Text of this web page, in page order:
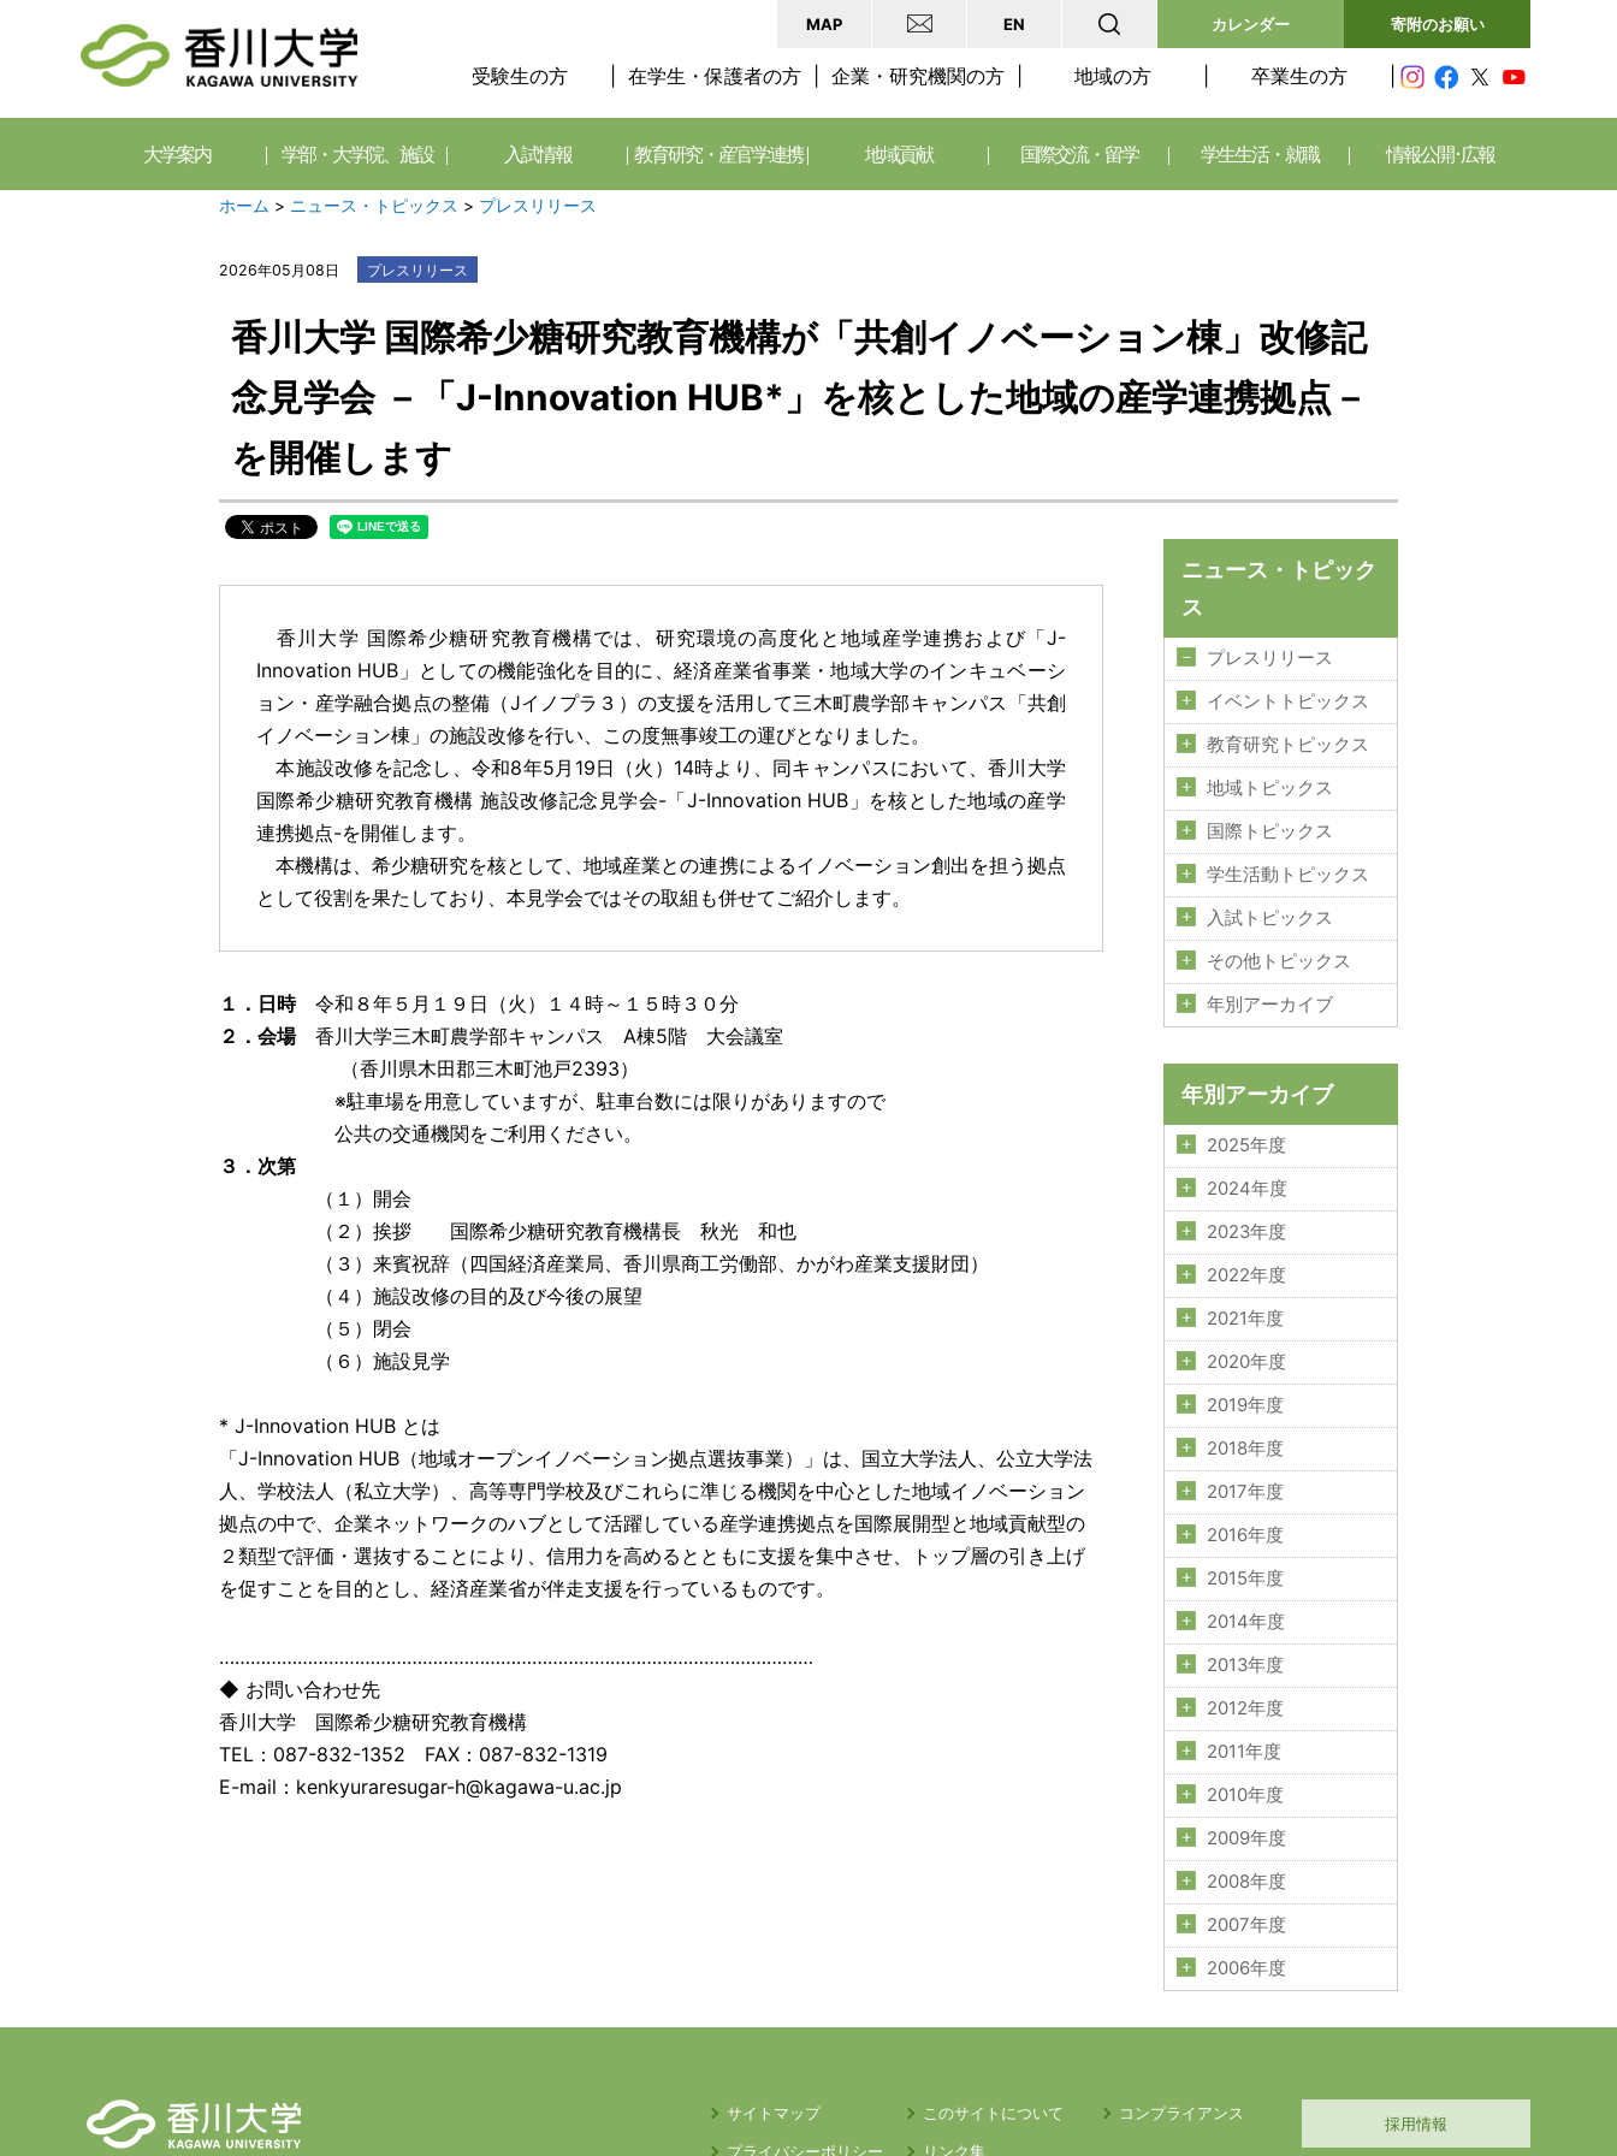
MAP EN カレンダー 寄附のお願い
受験生の方 在学生・保護者の方 企業・研究機関の方 地域の方 卒業生の方
大学案内 学部・大学院、施設 入試情報 教育研究・産官学連携 地域貢献 国際交流・留学 学生生活・就職 情報公開･広報
ホーム > ニュース・トピックス > プレスリリース
2026年05月08日 プレスリリース
香川大学 国際希少糖研究教育機構が「共創イノベーション棟」改修記
念見学会 －「J-Innovation HUB*」を核とした地域の産学連携拠点－
を開催します
香川大学 国際希少糖研究教育機構では、研究環境の高度化と地域産学連携および「J-
Innovation HUB」としての機能強化を目的に、経済産業省事業・地域大学のインキュベーシ
ョン・産学融合拠点の整備（Jイノプラ３）の支援を活用して三木町農学部キャンパス「共創
イノベーション棟」の施設改修を行い、この度無事竣工の運びとなりました。
本施設改修を記念し、令和8年5月19日（火）14時より、同キャンパスにおいて、香川大学
国際希少糖研究教育機構 施設改修記念見学会-「J-Innovation HUB」を核とした地域の産学
連携拠点-を開催します。
本機構は、希少糖研究を核として、地域産業との連携によるイノベーション創出を担う拠点
として役割を果たしており、本見学会ではその取組も併せてご紹介します。
１．日時令和８年５月１９日（火）１４時～１５時３０分
２．会場香川大学三木町農学部キャンパス A棟5階 大会議室
（香川県木田郡三木町池戸2393）
※駐車場を用意していますが、駐車台数には限りがありますので
公共の交通機関をご利用ください。
３．次第
（１）開会
（２）挨拶 国際希少糖研究教育機構長 秋光 和也
（３）来賓祝辞（四国経済産業局、香川県商工労働部、かがわ産業支援財団）
（４）施設改修の目的及び今後の展望
（５）閉会
（６）施設見学
* J-Innovation HUB とは
「J-Innovation HUB（地域オープンイノベーション拠点選抜事業）」は、国立大学法人、公立大学法
人、学校法人（私立大学）、高等専門学校及びこれらに準じる機関を中心とした地域イノベーション
拠点の中で、企業ネットワークのハブとして活躍している産学連携拠点を国際展開型と地域貢献型の
２類型で評価・選抜することにより、信用力を高めるとともに支援を集中させ、トップ層の引き上げ
を促すことを目的とし、経済産業省が伴走支援を行っているものです。
……………………………………………………………………………………………………
◆ お問い合わせ先
香川大学 国際希少糖研究教育機構
TEL：087-832-1352 FAX：087-832-1319
E-mail：kenkyuraresugar-h@kagawa-u.ac.jp
ニュース・トピック
ス
プレスリリース
イベントトピックス
教育研究トピックス
地域トピックス
国際トピックス
学生活動トピックス
入試トピックス
その他トピックス
年別アーカイブ
年別アーカイブ
2025年度
2024年度
2023年度
2022年度
2021年度
2020年度
2019年度
2018年度
2017年度
2016年度
2015年度
2014年度
2013年度
2012年度
2011年度
2010年度
2009年度
2008年度
2007年度
2006年度
サイトマップ このサイトについて
コンプライアンス
プライバシーポリシー
リンク集
採用情報